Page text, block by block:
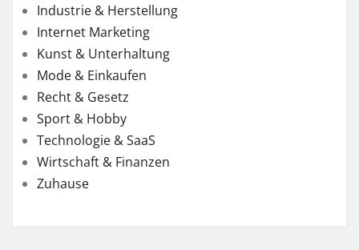
Industrie & Herstellung
Internet Marketing
Kunst & Unterhaltung
Mode & Einkaufen
Recht & Gesetz
Sport & Hobby
Technologie & SaaS
Wirtschaft & Finanzen
Zuhause